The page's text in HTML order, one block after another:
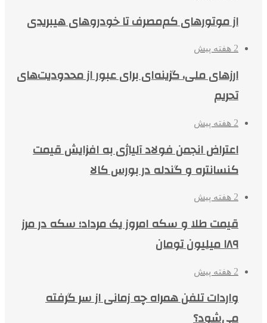
از موتورهای کم‌مصرف تا خودروهای هیبریدی
2 هفته پیش
ارزهای ملی، گزینه‌ای برای عبور از محدودیت‌های
تحریم
2 هفته پیش
اعتراض انجمن فولاد آلیاژی به افزایش قیمت
کنسانتره و گندله در بورس کالا
2 هفته پیش
قیمت طلا و سکه امروز یک مرداد؛ سکه در مرز
۱۸۹ میلیون تومان
2 هفته پیش
واردات تلفن همراه چه زمانی از سر گرفته
می‌شود؟